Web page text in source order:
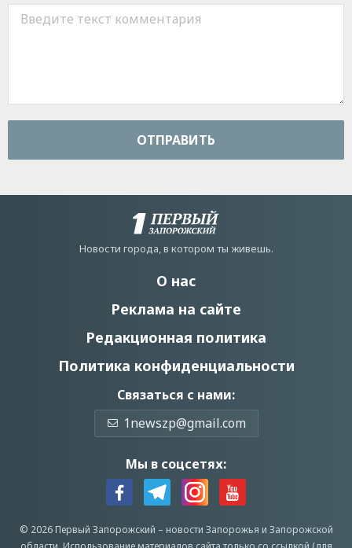
ОТПРАВИТЬ
Новости города, в котором ты живешь.
О нас
Реклама на сайте
Редакционная политика
Политика конфиденциальности
Связаться с нами:
1newszp@gmail.com
Мы в соцсетях:
© 2026 Первый Запорожский – новости Запорожья и Запорожской